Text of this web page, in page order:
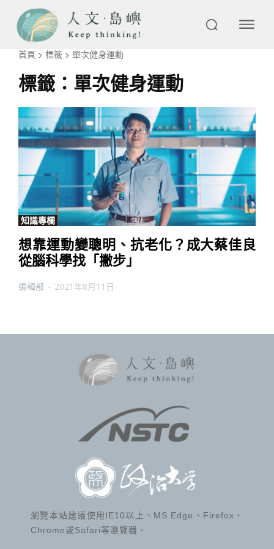
首頁 標籤 單次健身運動
標籤： 單次健身運動
知識專欄
想靠運動變聰明、抗老化？成大蔡佳良
從腦科學找「撇步」
編輯部 - 2021年8月11日
瀏覽本站建議使用IE10以上、MS Edge、Firefox、
Chrome或Safari等瀏覽器。